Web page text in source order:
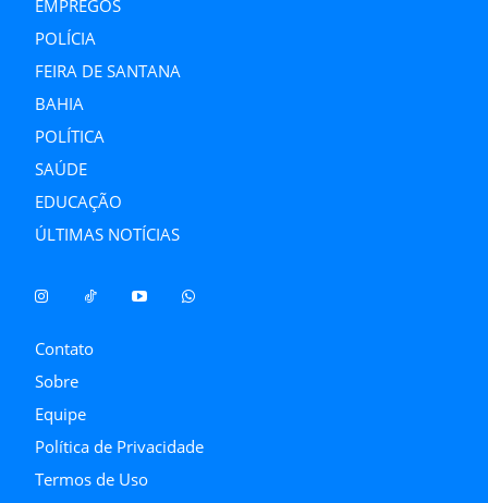
EMPREGOS
POLÍCIA
FEIRA DE SANTANA
BAHIA
POLÍTICA
SAÚDE
EDUCAÇÃO
ÚLTIMAS NOTÍCIAS
Contato
Sobre
Equipe
Política de Privacidade
Termos de Uso